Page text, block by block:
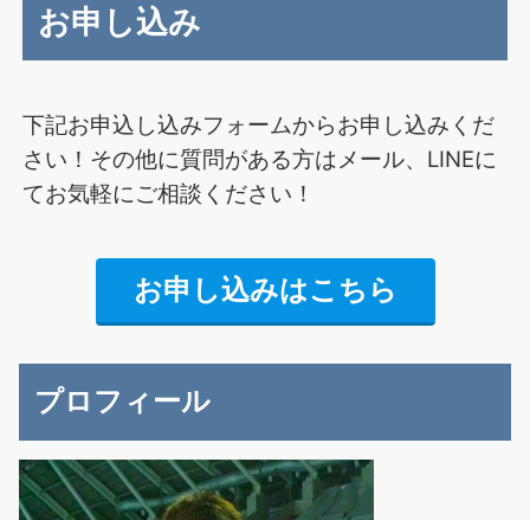
お申し込み
下記お申込し込みフォームからお申し込みくだ
さい！その他に質問がある方はメール、LINEに
てお気軽にご相談ください！
お申し込みはこちら
プロフィール